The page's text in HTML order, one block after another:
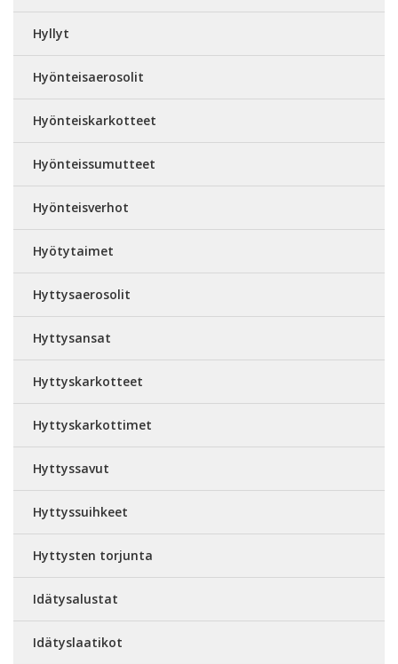
Hyllyt
Hyönteisaerosolit
Hyönteiskarkotteet
Hyönteissumutteet
Hyönteisverhot
Hyötytaimet
Hyttysaerosolit
Hyttysansat
Hyttyskarkotteet
Hyttyskarkottimet
Hyttyssavut
Hyttyssuihkeet
Hyttysten torjunta
Idätysalustat
Idätyslaatikot